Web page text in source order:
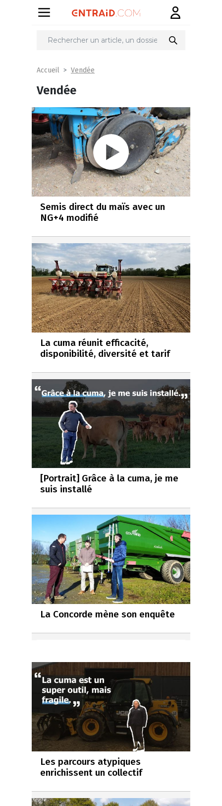
Accueil Vendée
Vendée
Semis direct du maïs avec un
NG+4 modifié
La cuma réunit efficacité,
disponibilité, diversité et tarif
[Portrait] Grâce à la cuma, je me
suis installé
La Concorde mène son enquête
Les parcours atypiques
enrichissent un collectif